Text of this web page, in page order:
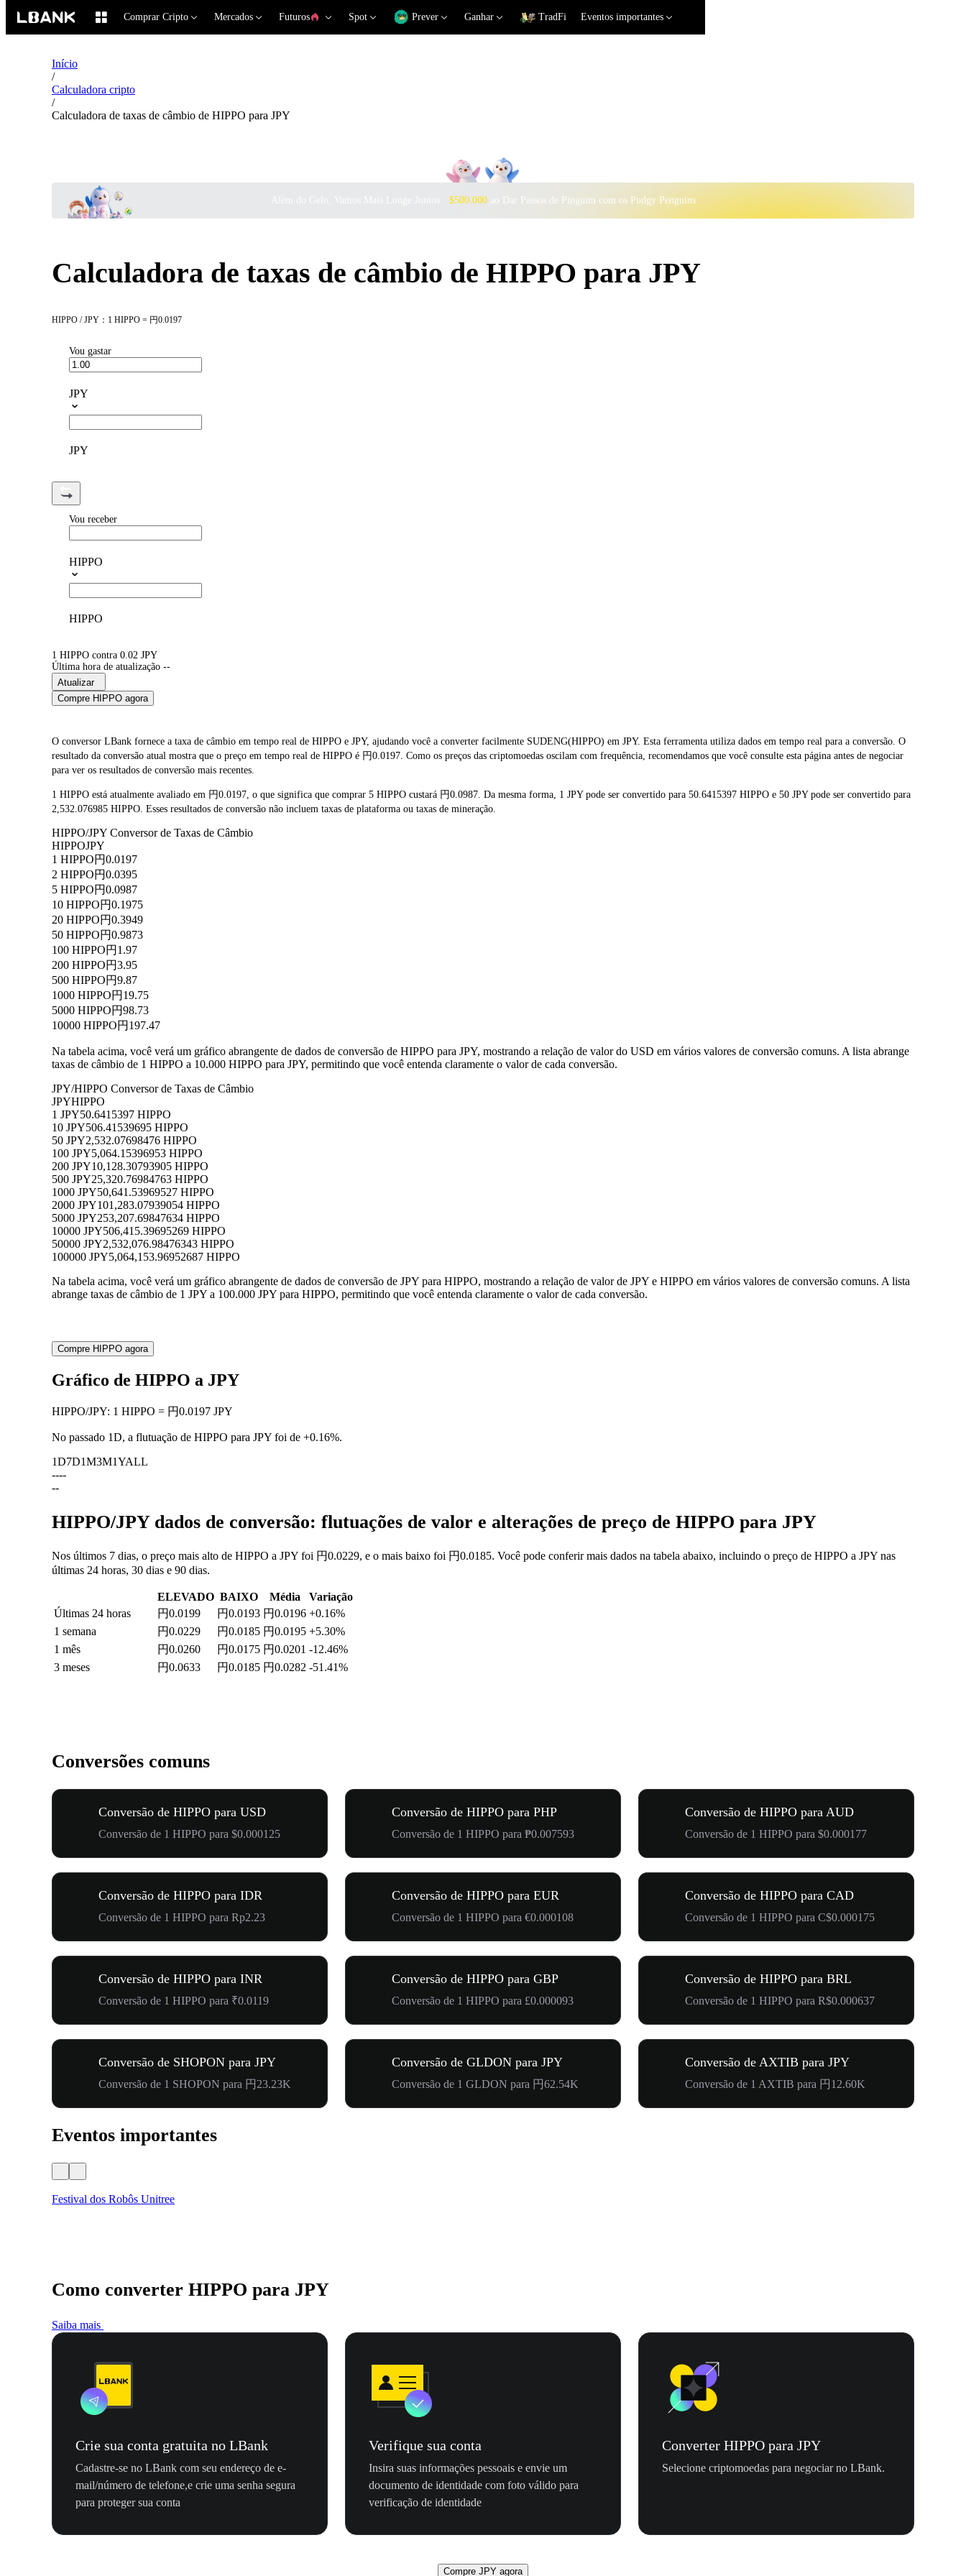
Comprar Cripto Mercados Futuros Spot Prever Ganhar TradFi Eventos importantes
Início
/
Calculadora cripto
/
Calculadora de taxas de câmbio de HIPPO para JPY
$500.000ao Dar Passos de Pinguim com os Pudgy Penguins
Calculadora de taxas de câmbio de HIPPO para JPY
HIPPO / JPY：1 HIPPO = 円0.0197
Vou gastar
JPY
JPY
Vou receber
HIPPO
HIPPO
1 HIPPO contra 0.02 JPY
Última hora de atualização --
Atualizar
Compre HIPPO agora
O conversor LBank fornece a taxa de câmbio em tempo real de HIPPO e JPY, ajudando você a converter facilmente SUDENG(HIPPO) em JPY. Esta ferramenta utiliza dados em tempo real para a conversão. O
resultado da conversão atual mostra que o preço em tempo real de HIPPO é 円0.0197. Como os preços das criptomoedas oscilam com frequência, recomendamos que você consulte esta página antes de negociar
para ver os resultados de conversão mais recentes.
1 HIPPO está atualmente avaliado em 円0.0197, o que significa que comprar 5 HIPPO custará 円0.0987. Da mesma forma, 1 JPY pode ser convertido para 50.6415397 HIPPO e 50 JPY pode ser convertido para
2,532.076985 HIPPO. Esses resultados de conversão não incluem taxas de plataforma ou taxas de mineração.
HIPPO/JPY Conversor de Taxas de Câmbio
HIPPOJPY
1 HIPPO円0.0197
2 HIPPO円0.0395
5 HIPPO円0.0987
10 HIPPO円0.1975
20 HIPPO円0.3949
50 HIPPO円0.9873
100 HIPPO円1.97
200 HIPPO円3.95
500 HIPPO円9.87
1000 HIPPO円19.75
5000 HIPPO円98.73
10000 HIPPO円197.47
Na tabela acima, você verá um gráfico abrangente de dados de conversão de HIPPO para JPY, mostrando a relação de valor do USD em vários valores de conversão comuns. A lista abrange
taxas de câmbio de 1 HIPPO a 10.000 HIPPO para JPY, permitindo que você entenda claramente o valor de cada conversão.
JPY/HIPPO Conversor de Taxas de Câmbio
JPYHIPPO
1 JPY50.6415397 HIPPO
10 JPY506.41539695 HIPPO
50 JPY2,532.07698476 HIPPO
100 JPY5,064.15396953 HIPPO
200 JPY10,128.30793905 HIPPO
500 JPY25,320.76984763 HIPPO
1000 JPY50,641.53969527 HIPPO
2000 JPY101,283.07939054 HIPPO
5000 JPY253,207.69847634 HIPPO
10000 JPY506,415.39695269 HIPPO
50000 JPY2,532,076.98476343 HIPPO
100000 JPY5,064,153.96952687 HIPPO
Na tabela acima, você verá um gráfico abrangente de dados de conversão de JPY para HIPPO, mostrando a relação de valor de JPY e HIPPO em vários valores de conversão comuns. A lista
abrange taxas de câmbio de 1 JPY a 100.000 JPY para HIPPO, permitindo que você entenda claramente o valor de cada conversão.
Compre HIPPO agora
Gráfico de HIPPO a JPY
HIPPO/JPY: 1 HIPPO = 円0.0197 JPY
No passado 1D, a flutuação de HIPPO para JPY foi de +0.16%.
1D7D1M3M1YALL
----
--
HIPPO/JPY dados de conversão: flutuações de valor e alterações de preço de HIPPO para JPY
Nos últimos 7 dias, o preço mais alto de HIPPO a JPY foi 円0.0229, e o mais baixo foi 円0.0185. Você pode conferir mais dados na tabela abaixo, incluindo o preço de HIPPO a JPY nas
últimas 24 horas, 30 dias e 90 dias.
ELEVADO BAIXO Média
Variação
Últimas 24 horas
円0.0199 円0.0193 円0.0196 +0.16%
1 semana
円0.0229 円0.0185 円0.0195 +5.30%
1 mês
円0.0260 円0.0175 円0.0201 -12.46%
3 meses
円0.0633 円0.0185 円0.0282 -51.41%
Conversões comuns
Conversão de HIPPO para USD
Conversão de 1 HIPPO para $0.000125
Conversão de HIPPO para PHP
Conversão de 1 HIPPO para ₱0.007593
Conversão de HIPPO para AUD
Conversão de 1 HIPPO para $0.000177
Conversão de HIPPO para IDR
Conversão de 1 HIPPO para Rp2.23
Conversão de HIPPO para EUR
Conversão de 1 HIPPO para €0.000108
Conversão de HIPPO para CAD
Conversão de 1 HIPPO para C$0.000175
Conversão de HIPPO para INR
Conversão de 1 HIPPO para ₹0.0119
Conversão de HIPPO para GBP
Conversão de 1 HIPPO para £0.000093
Conversão de HIPPO para BRL
Conversão de 1 HIPPO para R$0.000637
Conversão de SHOPON para JPY
Conversão de 1 SHOPON para 円23.23K
Conversão de GLDON para JPY
Conversão de 1 GLDON para 円62.54K
Conversão de AXTIB para JPY
Conversão de 1 AXTIB para 円12.60K
Eventos importantes
Festival dos Robôs Unitree
Como converter HIPPO para JPY
Saiba mais
Crie sua conta gratuita no LBank
Cadastre-se no LBank com seu endereço de e-
mail/número de telefone,e crie uma senha segura
para proteger sua conta
Verifique sua conta
Insira suas informações pessoais e envie um
documento de identidade com foto válido para
verificação de identidade
Converter HIPPO para JPY
Selecione criptomoedas para negociar no LBank.
Compre JPY agora